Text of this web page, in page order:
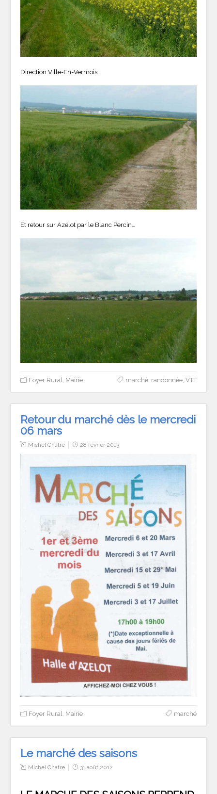
Direction Ville-En-Vermois…
Et retour sur Azelot par le Blanc Percin…
Foyer Rural, Mairie marché, randonnée, VTT
Retour du marché dès le mercredi
06 mars
Michel Chatre 28 février 2013
Foyer Rural Mairie marché
Le marché des saisons
Michel Chatre 31 août 2012